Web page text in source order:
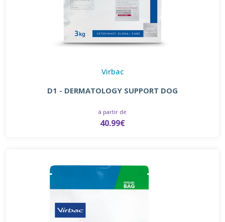
Virbac
D1 - DERMATOLOGY SUPPORT DOG
à partir de
40.99€